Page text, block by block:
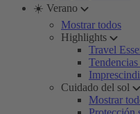
☀️ Verano
Mostrar todos
Highlights
Travel
Cuidado del sol
Mostrar